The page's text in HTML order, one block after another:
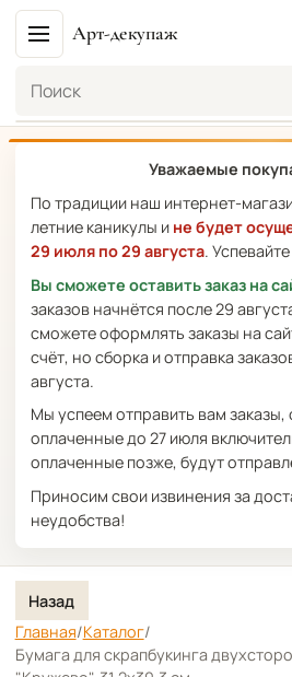
Арт-декупаж
Уважаемые
По традиции наш интернет-
летние каникулы и не будет
29 июля по 29 августа.
Вы сможете оставить заказ на
заказов начнётся после 29
сможете оформлять заказы на
счёт, но сборка и отправка
августа.
Мы успеем отправить вам
оплаченные до 27 июля
оплаченные позже, будут
Приносим свои извинения за
неудобства!
Назад
Главная/Каталог/
Бумага для скрапбукинга